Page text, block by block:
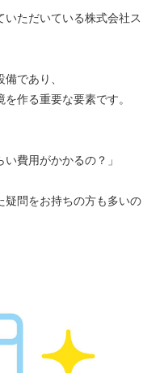
ただいている株式会社ス
であり、
作る重要な要素です。
費用がかかるの？」
疑問をお持ちの方も多いの